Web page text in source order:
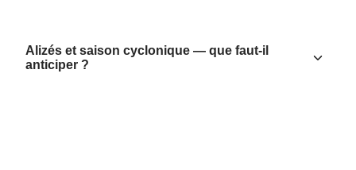
Alizés et saison cyclonique — que faut-il
anticiper ?